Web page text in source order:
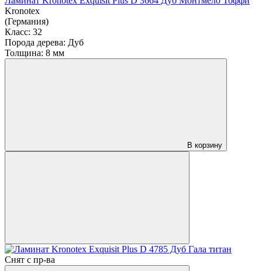
Kronotex
(Германия)
Класс: 32
Порода дерева: Дуб
Толщина: 8 мм
В корзину
Снят с пр-ва